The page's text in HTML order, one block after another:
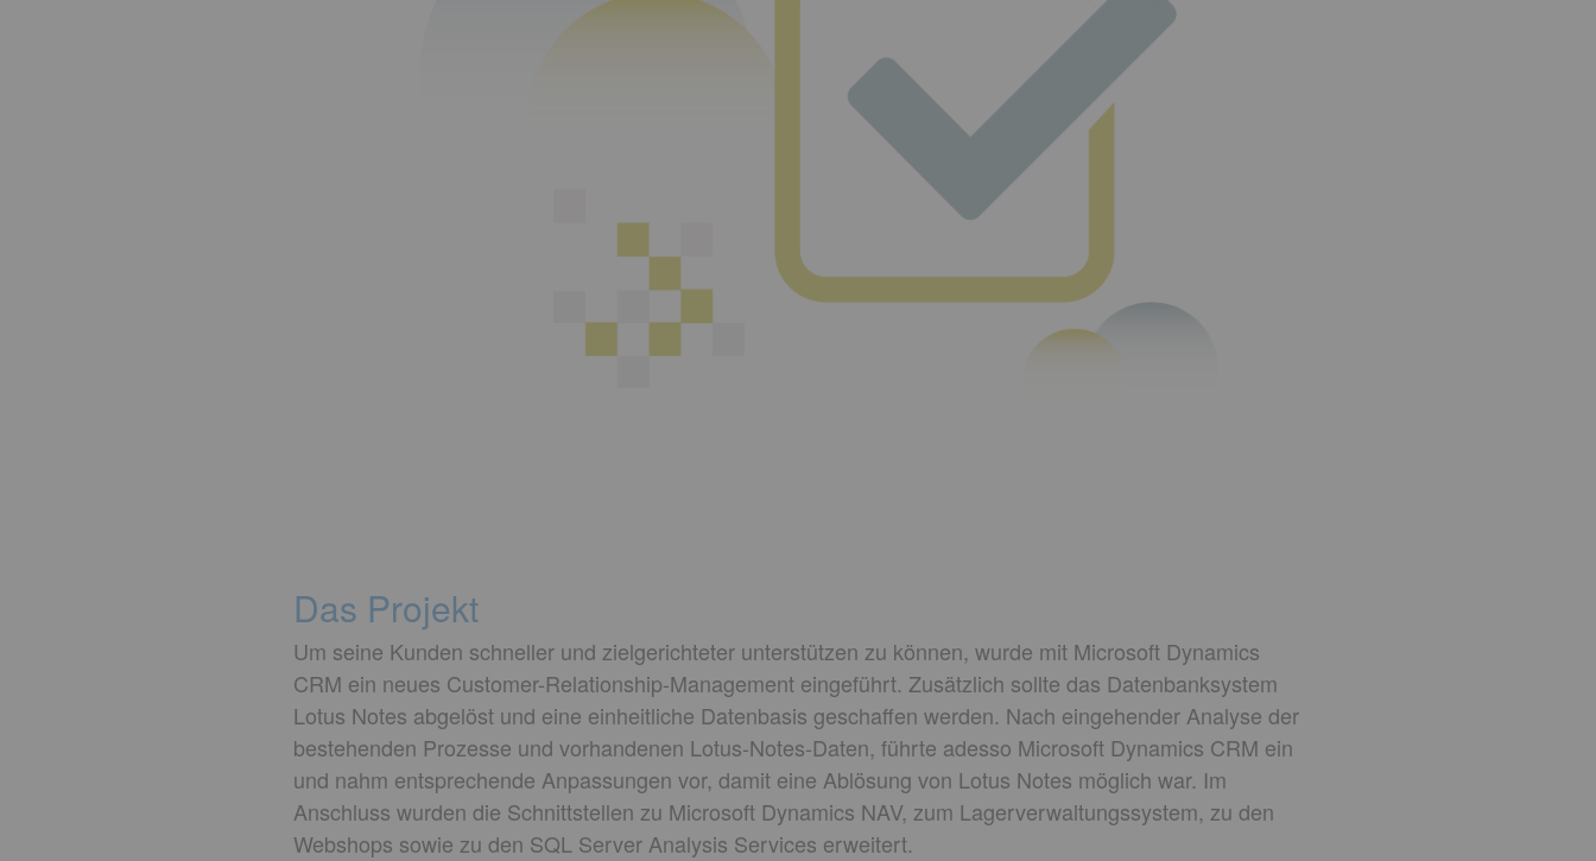
Das Projekt
Um seine Kunden schneller und zielgerichteter unterstützen zu können, wurde mit Microsoft Dynamics
CRM ein neues Customer-Relationship-Management eingeführt. Zusätzlich sollte das Datenbanksystem
Lotus Notes abgelöst und eine einheitliche Datenbasis geschaffen werden. Nach eingehender Analyse der
bestehenden Prozesse und vorhandenen Lotus-Notes-Daten, führte adesso Microsoft Dynamics CRM ein
und nahm entsprechende Anpassungen vor, damit eine Ablösung von Lotus Notes möglich war. Im
Anschluss wurden die Schnittstellen zu Microsoft Dynamics NAV, zum Lagerverwaltungssystem, zu den
Webshops sowie zu den SQL Server Analysis Services erweitert.